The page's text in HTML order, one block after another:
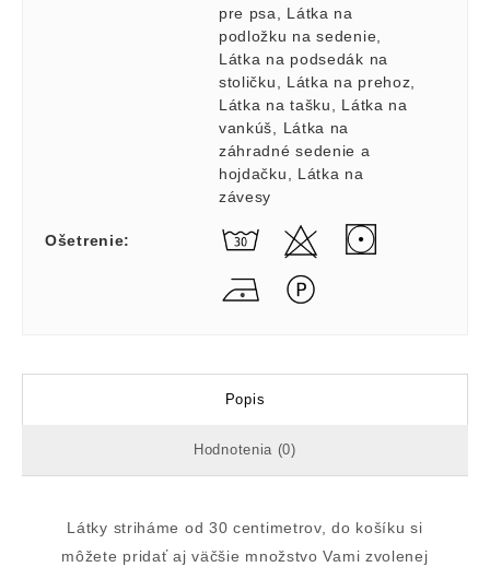
pre psa
Látka na
podložku na sedenie
Látka na podsedák na
stoličku
Látka na prehoz
Látka na tašku
Látka na
vankúš
Látka na
záhradné sedenie a
hojdačku
Látka na
závesy
Ošetrenie:
Popis
Hodnotenia (0)
Látky striháme od 30 centimetrov, do košíku si
môžete pridať aj väčšie množstvo Vami zvolenej